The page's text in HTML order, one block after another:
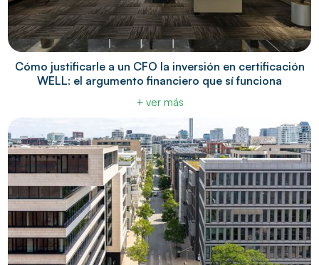
Cómo justificarle a un CFO la inversión en certificación
WELL: el argumento financiero que sí funciona
+ ver más